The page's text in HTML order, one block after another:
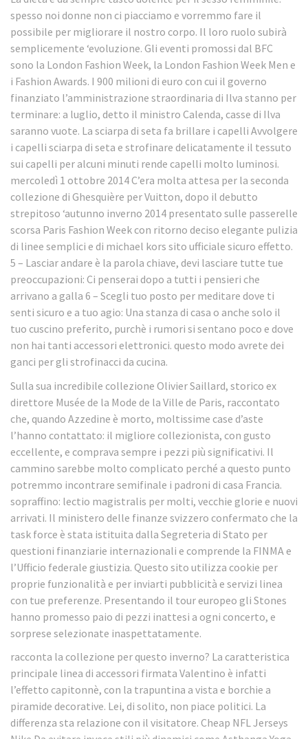
spesso noi donne non ci piacciamo e vorremmo fare il
possibile per migliorare il nostro corpo. Il loro ruolo subirà
semplicemente ‘evoluzione. Gli eventi promossi dal BFC
sono la London Fashion Week, la London Fashion Week Men e
i Fashion Awards. I 900 milioni di euro con cui il governo
finanziato l’amministrazione straordinaria di Ilva stanno per
terminare: a luglio, detto il ministro Calenda, casse di Ilva
saranno vuote. La sciarpa di seta fa brillare i capelli Avvolgere
i capelli sciarpa di seta e strofinare delicatamente il tessuto
sui capelli per alcuni minuti rende capelli molto luminosi.
mercoledì 1 ottobre 2014 C’era molta attesa per la seconda
collezione di Ghesquière per Vuitton, dopo il debutto
strepitoso ‘autunno inverno 2014 presentato sulle passerelle
scorsa Paris Fashion Week con ritorno deciso elegante pulizia
di linee semplici e di michael kors sito ufficiale sicuro effetto.
5 – Lasciar andare è la parola chiave, devi lasciare tutte tue
preoccupazioni: Ci penserai dopo a tutti i pensieri che
arrivano a galla 6 – Scegli tuo posto per meditare dove ti
senti sicuro e a tuo agio: Una stanza di casa o anche solo il
tuo cuscino preferito, purchè i rumori si sentano poco e dove
non hai tanti accessori elettronici. questo modo avrete dei
ganci per gli strofinacci da cucina.
Sulla sua incredibile collezione Olivier Saillard, storico ex
direttore Musée de la Mode de la Ville de Paris, raccontato
che, quando Azzedine è morto, moltissime case d’aste
l’hanno contattato: il migliore collezionista, con gusto
eccellente, e comprava sempre i pezzi più significativi. Il
cammino sarebbe molto complicato perché a questo punto
potremmo incontrare semifinale i padroni di casa Francia.
sopraffino: lectio magistralis per molti, vecchie glorie e nuovi
arrivati. Il ministero delle finanze svizzero confermato che la
task force è stata istituita dalla Segreteria di Stato per
questioni finanziarie internazionali e comprende la FINMA e
l’Ufficio federale giustizia. Questo sito utilizza cookie per
proprie funzionalità e per inviarti pubblicità e servizi linea
con tue preferenze. Presentando il tour europeo gli Stones
hanno promesso paio di pezzi inattesi a ogni concerto, e
sorprese selezionate inaspettatamente.
racconta la collezione per questo inverno? La caratteristica
principale linea di accessori firmata Valentino è infatti
l’effetto capitonnè, con la trapuntina a vista e borchie a
piramide decorative. Lei, di solito, non piace politici. La
differenza sta relazione con il visitatore. Cheap NFL Jerseys